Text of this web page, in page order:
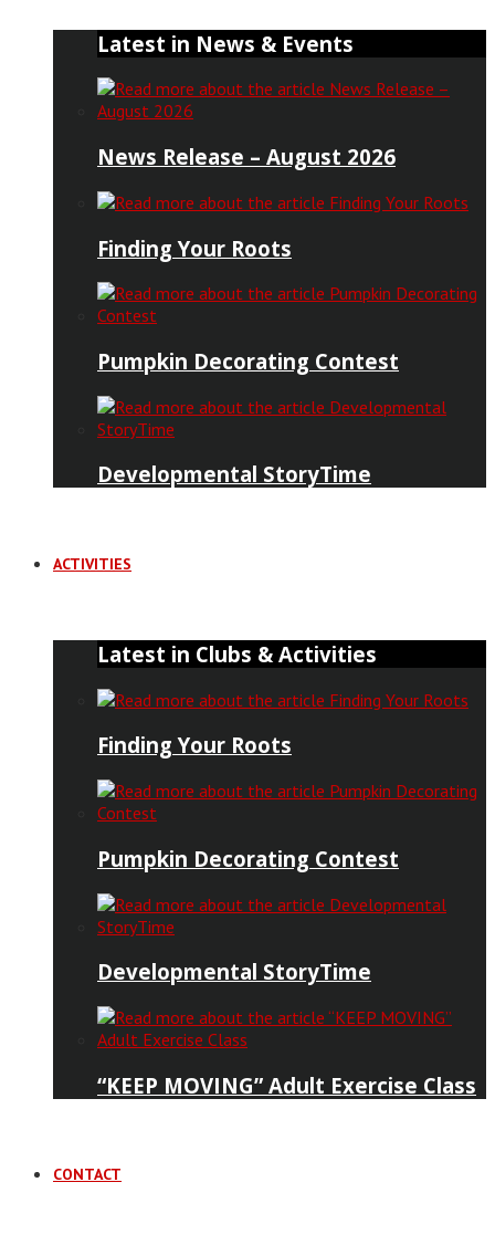
Latest in News & Events
News Release – August 2026
Finding Your Roots
Pumpkin Decorating Contest
Developmental StoryTime
ACTIVITIES
Latest in Clubs & Activities
Finding Your Roots
Pumpkin Decorating Contest
Developmental StoryTime
“KEEP MOVING” Adult Exercise Class
CONTACT